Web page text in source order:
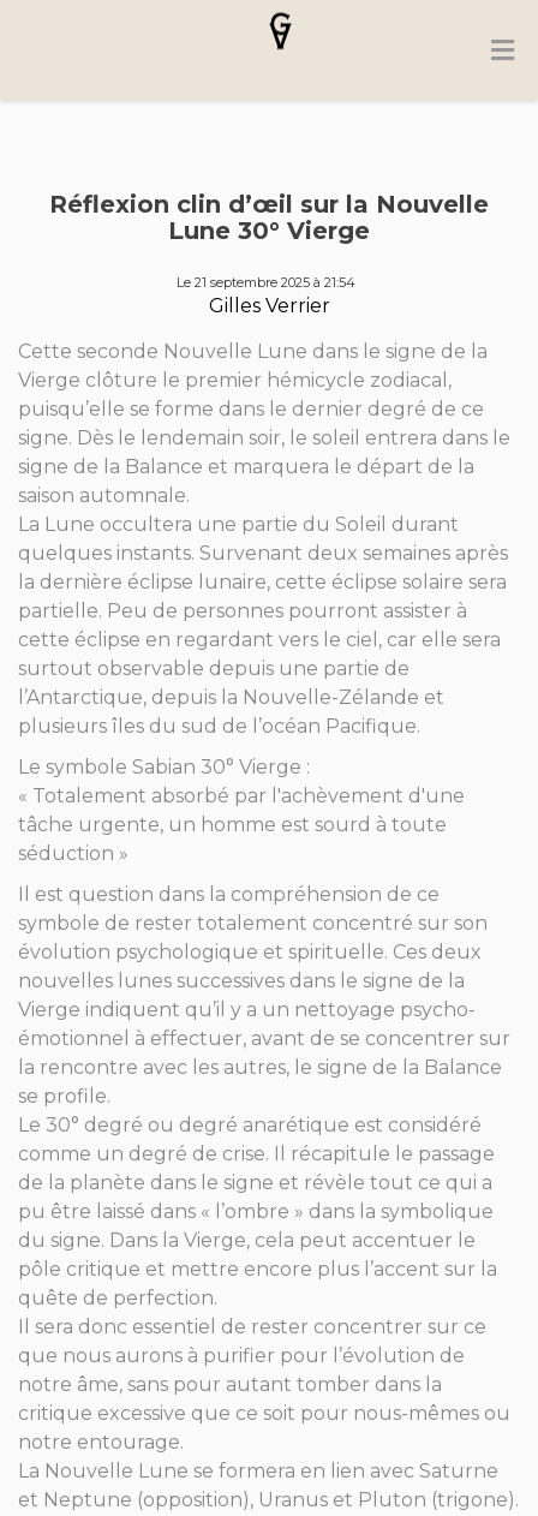
Réflexion clin d’œil sur la Nouvelle
Lune 30° Vierge
Le 21 septembre 2025 à 21:54
Gilles Verrier
Cette seconde Nouvelle Lune dans le signe de la
Vierge clôture le premier hémicycle zodiacal,
puisqu’elle se forme dans le dernier degré de ce
signe. Dès le lendemain soir, le soleil entrera dans le
signe de la Balance et marquera le départ de la
saison automnale.
La Lune occultera une partie du Soleil durant
quelques instants. Survenant deux semaines après
la dernière éclipse lunaire, cette éclipse solaire sera
partielle. Peu de personnes pourront assister à
cette éclipse en regardant vers le ciel, car elle sera
surtout observable depuis une partie de
l’Antarctique, depuis la Nouvelle-Zélande et
plusieurs îles du sud de l’océan Pacifique.
Le symbole Sabian 30° Vierge :
« Totalement absorbé par l'achèvement d'une
tâche urgente, un homme est sourd à toute
séduction »
Il est question dans la compréhension de ce
symbole de rester totalement concentré sur son
évolution psychologique et spirituelle. Ces deux
nouvelles lunes successives dans le signe de la
Vierge indiquent qu’il y a un nettoyage psycho-
émotionnel à effectuer, avant de se concentrer sur
la rencontre avec les autres, le signe de la Balance
se profile.
Le 30° degré ou degré anarétique est considéré
comme un degré de crise. Il récapitule le passage
de la planète dans le signe et révèle tout ce qui a
pu être laissé dans « l’ombre » dans la symbolique
du signe. Dans la Vierge, cela peut accentuer le
pôle critique et mettre encore plus l’accent sur la
quête de perfection.
Il sera donc essentiel de rester concentrer sur ce
que nous aurons à purifier pour l’évolution de
notre âme, sans pour autant tomber dans la
critique excessive que ce soit pour nous-mêmes ou
notre entourage.
La Nouvelle Lune se formera en lien avec Saturne
et Neptune (opposition), Uranus et Pluton (trigone).